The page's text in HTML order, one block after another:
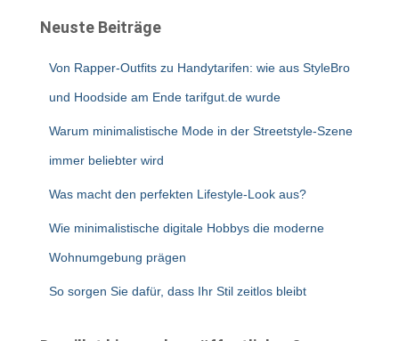
Neuste Beiträge
Von Rapper-Outfits zu Handytarifen: wie aus StyleBro
und Hoodside am Ende tarifgut.de wurde
Warum minimalistische Mode in der Streetstyle-Szene
immer beliebter wird
Was macht den perfekten Lifestyle-Look aus?
Wie minimalistische digitale Hobbys die moderne
Wohnumgebung prägen
So sorgen Sie dafür, dass Ihr Stil zeitlos bleibt